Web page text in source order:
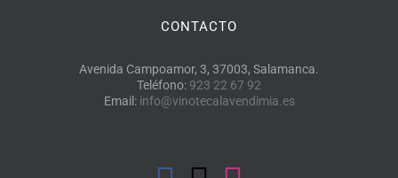
CONTACTO
Avenida Campoamor, 3, 37003, Salamanca.
Teléfono: 923 22 67 92
Email: info@vinotecalavendimia.es